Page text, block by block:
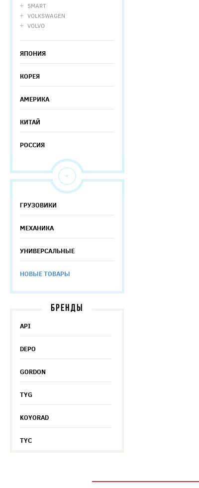
SMART
VOLKSWAGEN
VOLVO
ЯПОНИЯ
КОРЕЯ
АМЕРИКА
КИТАЙ
РОССИЯ
ГРУЗОВИКИ
МЕХАНИКА
УНИВЕРСАЛЬНЫЕ
НОВЫЕ ТОВАРЫ
БРЕНДЫ
API
DEPO
GORDON
TYG
KOYORAD
TYC